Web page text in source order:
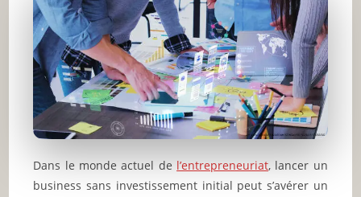
Dans le monde actuel de l’entrepreneuriat, lancer un
business sans investissement initial peut s’avérer un